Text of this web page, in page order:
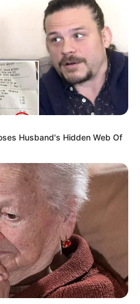
plus grandes compétitions de
Husband's Hidden Web Of